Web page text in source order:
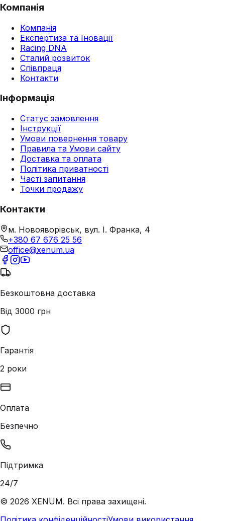
Компанія
Компанія
Експертиза та Іновації
Racing DNA
Сталий розвиток
Співпраця
Контакти
Інформація
Статус замовлення
Інструкції
Умови повернення товару
Правила та Умови сайту
Доставка та оплата
Політика приватності
Часті запитання
Точки продажу
Контакти
м. Новояворівськ, вул. І. Франка, 4
+380 67 676 25 56
office@xenum.ua
Безкоштовна доставка
Від 3000 грн
Гарантія
2 роки
Оплата
Безпечно
Підтримка
24/7
© 2026 XENUM. Всі права захищені.